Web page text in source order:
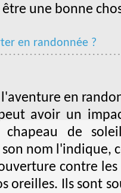
une bonne
en randonnée ?
en
avoir un
chapeau de
nom l'indique,
contre
oreilles. Ils sont